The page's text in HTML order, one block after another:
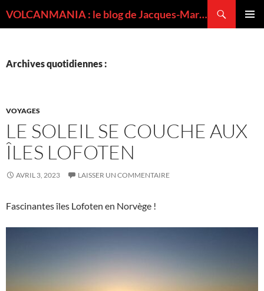
VOLCANMANIA : le blog de Jacques-Marie BARDINTZEFF, volcanologue
Archives quotidiennes :
VOYAGES
LE SOLEIL SE COUCHE AUX
ÎLES LOFOTEN
AVRIL 3, 2023 LAISSER UN COMMENTAIRE
Fascinantes îles Lofoten en Norvège !